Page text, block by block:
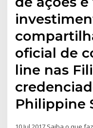
oficial de
line nas
Philippine